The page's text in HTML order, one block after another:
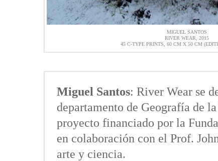
MIGUEL SANTOS
RIVER WEAR, 2015
45 C-TYPE PRINTS, 60 CM X 50 CM
Miguel Santos: River Wear se
departamento de Geografía de
proyecto financiado por la
en colaboración con el Prof.
arte y ciencia.